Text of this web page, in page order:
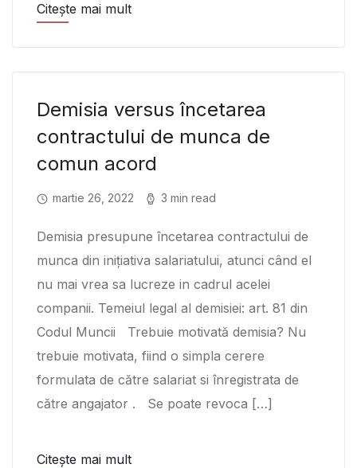
Citește mai mult
Demisia versus încetarea
contractului de munca de
comun acord
martie 26, 2022 3 min read
Demisia presupune încetarea contractului de
munca din inițiativa salariatului, atunci când el
nu mai vrea sa lucreze in cadrul acelei
companii. Temeiul legal al demisiei: art. 81 din
Codul Muncii Trebuie motivată demisia? Nu
trebuie motivata, fiind o simpla cerere
formulata de către salariat si înregistrata de
către angajator . Se poate revoca […]
Citește mai mult